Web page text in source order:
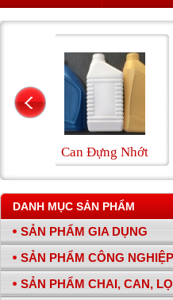
Can Đựng Nhớt
DANH MỤC SẢN PHẨM
SẢN PHẨM GIA DỤNG
SẢN PHẨM CÔNG NGHIỆP
SẢN PHẨM CHAI, CAN, LỌ